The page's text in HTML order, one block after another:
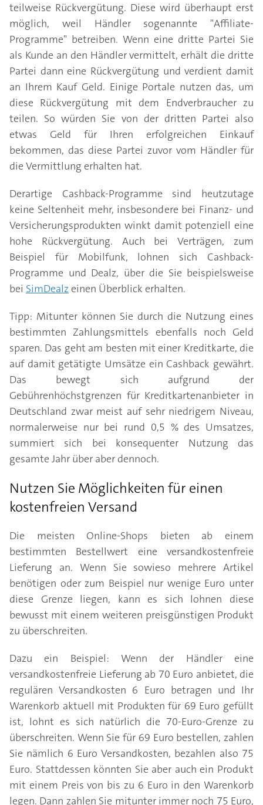
teilweise Rückvergütung. Diese wird überhaupt erst
möglich, weil Händler sogenannte "Affiliate-
Programme" betreiben. Wenn eine dritte Partei Sie
als Kunde an den Händler vermittelt, erhält die dritte
Partei dann eine Rückvergütung und verdient damit
an Ihrem Kauf Geld. Einige Portale nutzen das, um
diese Rückvergütung mit dem Endverbraucher zu
teilen. So würden Sie von der dritten Partei also
etwas Geld für Ihren erfolgreichen Einkauf
bekommen, das diese Partei zuvor vom Händler für
die Vermittlung erhalten hat.
Derartige Cashback-Programme sind heutzutage
keine Seltenheit mehr, insbesondere bei Finanz- und
Versicherungsprodukten winkt damit potenziell eine
hohe Rückvergütung. Auch bei Verträgen, zum
Beispiel für Mobilfunk, lohnen sich Cashback-
Programme und Dealz, über die Sie beispielsweise
bei SimDealz einen Überblick erhalten.
Tipp: Mitunter können Sie durch die Nutzung eines
bestimmten Zahlungsmittels ebenfalls noch Geld
sparen. Das geht am besten mit einer Kreditkarte, die
auf damit getätigte Umsätze ein Cashback gewährt.
Das bewegt sich aufgrund der
Gebührenhöchstgrenzen für Kreditkartenanbieter in
Deutschland zwar meist auf sehr niedrigem Niveau,
normalerweise nur bei rund 0,5 % des Umsatzes,
summiert sich bei konsequenter Nutzung das
gesamte Jahr über aber dennoch.
Nutzen Sie Möglichkeiten für einen
kostenfreien Versand
Die meisten Online-Shops bieten ab einem
bestimmten Bestellwert eine versandkostenfreie
Lieferung an. Wenn Sie sowieso mehrere Artikel
benötigen oder zum Beispiel nur wenige Euro unter
diese Grenze liegen, kann es sich lohnen diese
bewusst mit einem weiteren preisgünstigen Produkt
zu überschreiten.
Dazu ein Beispiel: Wenn der Händler eine
versandkostenfreie Lieferung ab 70 Euro anbietet, die
regulären Versandkosten 6 Euro betragen und Ihr
Warenkorb aktuell mit Produkten für 69 Euro gefüllt
ist, lohnt es sich natürlich die 70-Euro-Grenze zu
überschreiten. Wenn Sie für 69 Euro bestellen, zahlen
Sie nämlich 6 Euro Versandkosten, bezahlen also 75
Euro. Stattdessen könnten Sie aber auch ein Produkt
mit einem Preis von bis zu 6 Euro in den Warenkorb
legen. Dann zahlen Sie mitunter immer noch 75 Euro,